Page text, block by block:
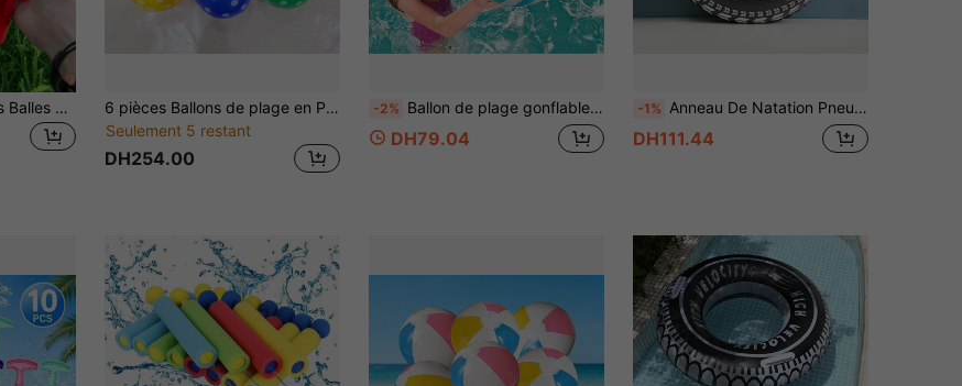
MINKOJA 1/2/4 pièces Balles d'eau réutilisables en forme de poulpe pour jeux extérieurs, jouets de piscine et de plage pour enfants, adultes, garçons et filles. Idéal pour les fêtes d'anniversaire et les activités aquatiques amusantes en plein air.
6 pièces Ballons de plage en PVC pour enfants, ensemble de ballons de couleurs mélangées, pour les jeux d'été à la piscine et à la plage, cadeaux et fournitures pour fêtes d'anniversaire et décoration de fête en classe
Seulement 5 restant
DH254.00
-2% Ballon de plage gonflable transparent à rayures et pois colorés, jouet d'eau adapté pour les fêtes d'anniversaire, la décoration de thème hawaïen, les fêtes de piscine, les cadeaux d'été
DH79.04
-1% Anneau De Natation Pneu Design Gonflable
DH111.44